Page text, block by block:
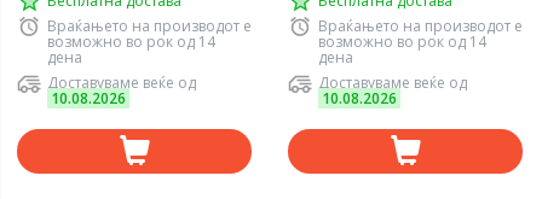
Враќањето на производот е
возможно во рок од 14
дена
Доставуваме веќе од
10.08.2026
Враќањето на производот е
возможно во рок од 14
дена
Доставуваме веќе од
10.08.2026